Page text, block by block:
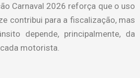
Carnaval 2026 reforça que o uso
contribui para a fiscalização, mas
depende, principalmente, da
motorista.